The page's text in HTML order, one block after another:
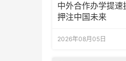
中外合作办学提
押注中国未来
2026年08月05日